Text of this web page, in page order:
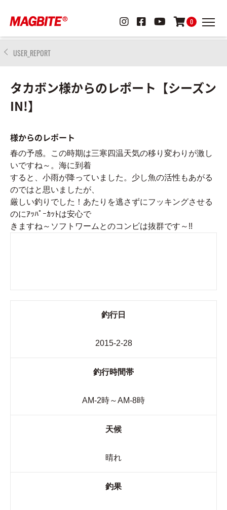
0
USER_REPORT
タカボン様からのレポート【シーズン
IN!】
様からのレポート
春の予感。この時期は三寒四温天気の移り変わりが激し
いですね～。海に到着
すると、小雨が降っていました。少し魚の活性もあがる
のではと思いましたが、
厳しい釣りでした！あたりを逃さずにフッキングさせる
のにｱｯﾊﾟｰｶｯﾄは安心で
きますね～ソフトワームとのコンビは抜群です～!!
釣行日
2015-2-28
釣行時間帯
AM-2時～AM-8時
天候
晴れ
釣果